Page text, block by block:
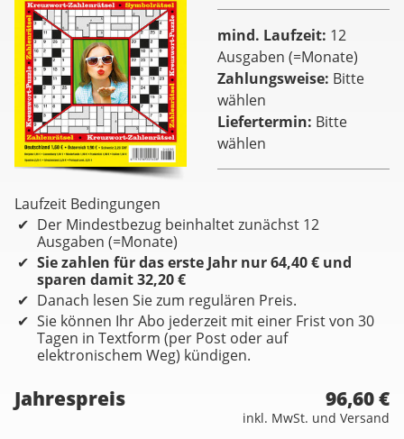
mind. Laufzeit 12
Ausgaben (=Monate)
Zahlungsweise Bitte
wählen
Liefertermin Bitte
wählen
Laufzeit Bedingungen
Der Mindestbezug beinhaltet zunächst 12
Ausgaben (=Monate)
Sie zahlen für das erste Jahr nur 64,40 € und
sparen damit 32,20 €
Danach lesen Sie zum regulären Preis.
Sie können Ihr Abo jederzeit mit einer Frist von 30
Tagen in Textform (per Post oder auf
elektronischem Weg) kündigen.
Jahrespreis 96,60 €
inkl. MwSt. und Versand